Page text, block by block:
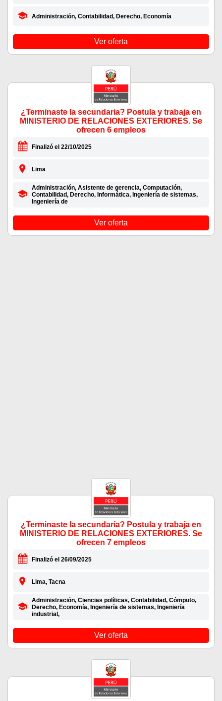
Administración, Contabilidad, Derecho, Economía
Ver oferta
¿Terminaste la secundaria? Postula y trabaja en
MINISTERIO DE RELACIONES EXTERIORES. Se
ofrecen 6 empleos
Finalizó el 22/10/2025
Lima
Administración, Asistente de gerencia, Computación,
Contabilidad, Derecho, Informática, Ingeniería de sistemas,
Ingeniería de
Ver oferta
¿Terminaste la secundaria? Postula y trabaja en
MINISTERIO DE RELACIONES EXTERIORES. Se
ofrecen 7 empleos
Finalizó el 26/09/2025
Lima, Tacna
Administración, Ciencias políticas, Contabilidad, Cómputo,
Derecho, Economía, Ingeniería de sistemas, Ingeniería
industrial,
Ver oferta